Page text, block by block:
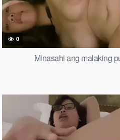
0
Minasahi ang malaking